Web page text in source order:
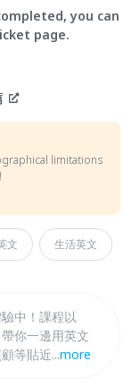
you can
page.
limitations
文 生活英文
中！課程以
你一邊用英文
等貼近生活的
...more